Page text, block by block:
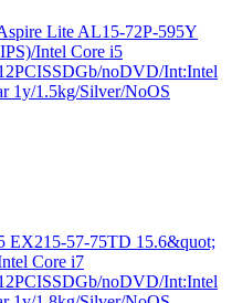
Lite AL15-72P-595Y
Intel Core i5
noDVD/Int:Intel
1y/1.5kg/Silver/NoOS